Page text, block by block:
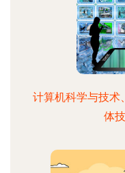
计算机科学与技术
体